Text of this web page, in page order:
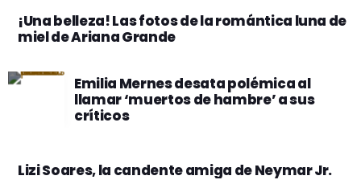
¡Una belleza! Las fotos de la romántica luna de
miel de Ariana Grande
Emilia Mernes desata polémica al
llamar ‘muertos de hambre’ a sus
críticos
Lizi Soares, la candente amiga de Neymar Jr.